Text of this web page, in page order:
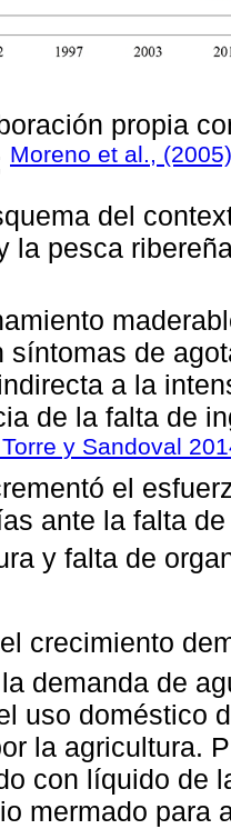
propia
Moreno et al., (2005)
del
la pesca
síntomas de
a la
de la falta de
y Sandoval
el
ante la falta
y falta de
crecimiento
demanda de
uso doméstico
la agricultura.
con líquido de
mermado para